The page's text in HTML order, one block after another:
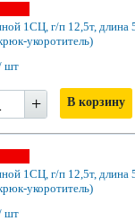
1СЦ, г/п 12,5т, длина
укоротитель)
шт
+ В корзину
1СЦ, г/п 12,5т, длина
укоротитель)
шт